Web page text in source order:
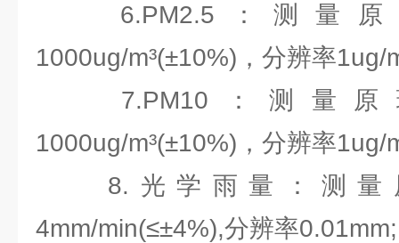
6.PM2.5：测量原
1000ug/m³(±10%)，分辨率1ug/
7.PM10：测量原
1000ug/m³(±10%)，分辨率1ug/
8.光学雨量：测量
4mm/min(≤±4%),分辨率0.01mm;